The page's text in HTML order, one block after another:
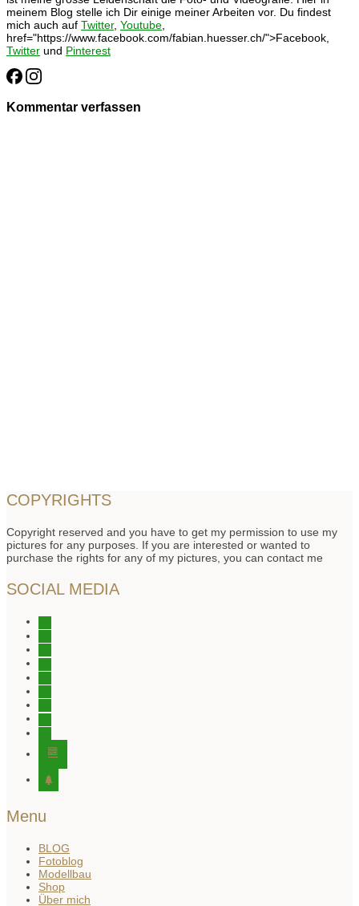
meinem Blog stelle ich Dir einige meiner Arbeiten vor. Du findest
mich auch auf Twitter, Youtube
href="https://www.facebook.com/fabian.huesser.ch/">Facebook,
Twitter und Pinterest
Kommentar verfassen
COPYRIGHTS
Copyright reserved and you have to get my permission to use my
pictures for any purposes. If you are interested or wanted to
purchase the rights for any of my pictures, you can contact me
SOCIAL MEDIA
instagram
facebook
tiktok
twitter
editor-
kitchensink
tree
Menu
BLOG
Fotoblog
Modellbau
Shop
Über mich